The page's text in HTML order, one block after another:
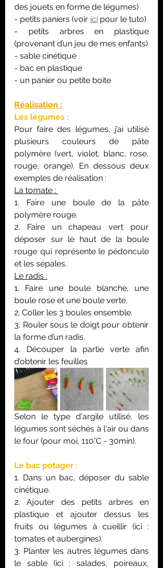
des jouets en forme de légumes)
- petits paniers (voir ici pour le tuto)
- petits arbres en plastique
(provenant d’un jeu de mes enfants)
- sable cinétique
- bac en plastique
- un panier ou petite boite
Réalisation :
Les légumes :
Pour faire des légumes, j’ai utilisé
plusieurs couleurs de pâte
polymère (vert, violet, blanc, rose,
rouge, orange). En dessous deux
exemples de réalisation :
La tomate :
1. Faire une boule de la pâte
polymère rouge.
2. Faire un chapeau vert pour
déposer sur le haut de la boule
rouge qui représente le pédoncule
et les sépales.
Le radis :
1. Faire une boule blanche, une
boule rose et une boule verte.
2. Coller les 3 boules ensemble.
3. Rouler sous le doigt pour obtenir
la forme d’un radis.
4. Découper la partie verte afin
d’obtenir les feuilles
Selon le type d'argile utilisé, les
légumes sont séchés à l'air ou dans
le four (pour moi, 110°C - 30min).
Le bac potager :
1. Dans un bac, déposer du sable
cinétique.
2. Ajouter des petits arbres en
plastique et ajouter dessus les
fruits ou légumes à cueillir (ici :
tomates et aubergines).
3. Planter les autres légumes dans
le sable (ici : salades, poireaux,